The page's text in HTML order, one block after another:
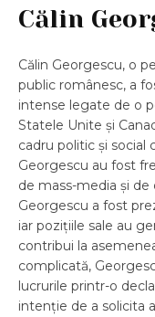
Călin
Călin Georgescu, o
public românesc, a
intense legate de o
Statele Unite și
cadru politic și social
Georgescu au fost
de mass-media și
Georgescu a fost
iar pozițiile sale au
contribui la
complicată,
lucrurile printr-o
intenție de a solicita